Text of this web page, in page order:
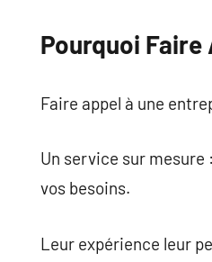
Pourquoi Faire
Faire appel à une
Un service sur mesure
vos besoins.
Leur expérience leur